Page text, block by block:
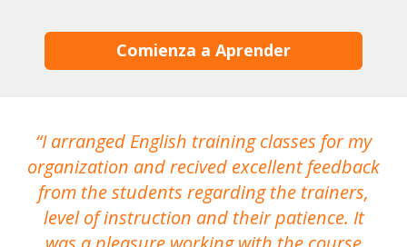
Comienza a Aprender
I arranged English training classes for my
organization and recived excellent feedback
from the students regarding the trainers,
level of instruction and their patience. It